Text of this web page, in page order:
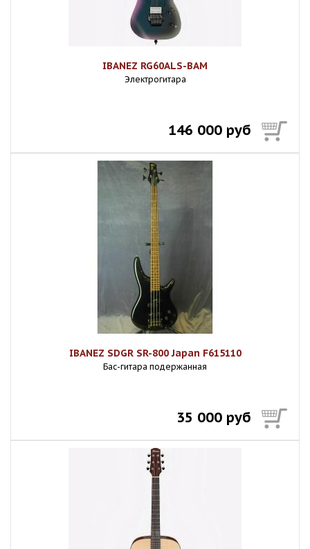
IBANEZ RG60ALS-BAM
Электрогитара
146 000 руб
IBANEZ SDGR SR-800 Japan F615110
Бас-гитара подержанная
35 000 руб